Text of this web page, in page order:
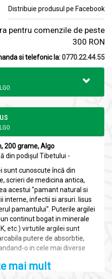
Distribuie produsul pe Facebook
pentru comenzile de peste
300 RON
si telefonic la:0770.22.44.55
200 grame, Algo
din podișul Tibetului -
sunt cunoscute încă din
scrieri de medicina antica,
acestui "pamant natural si
interne, infectii si arsuri. Iisus
pamantului". Puterile argilei
continut bogat in minerale
etc.) virtutile argilei sunt
putere de absorbtie,
o in cele mai diverse
multe bogatii ne ofera
mai mult